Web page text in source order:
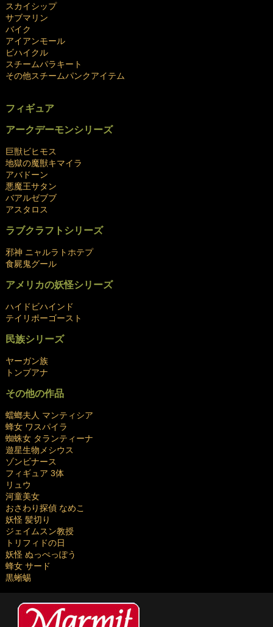
スカイシップ
サブマリン
バイク
アイアンモール
ビハイクル
スチームパラキート
その他スチームパンクアイテム
フィギュア
アークデーモンシリーズ
巨獣ビヒモス
地獄の魔獣キマイラ
アバドーン
悪魔王サタン
バアルゼブブ
アスタロス
ラブクラフトシリーズ
邪神 ニャルラトホテプ
食屍鬼グール
アメリカの妖怪シリーズ
ハイドビハインド
テイリポーゴースト
民族シリーズ
ヤーガン族
トンブアナ
その他の作品
蟷螂夫人 マンティシア
蜂女 ワスパイラ
蜘蛛女 タランティーナ
遊星生物メシウス
ゾンビナース
フィギュア 3体
リュウ
河童美女
おさわり探偵 なめこ
妖怪 髪切り
ジェイムスン教授
トリフィドの日
妖怪 ぬっぺっぽう
蜂女 サード
黒蜥蜴